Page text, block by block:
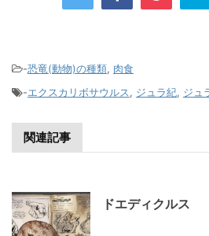
-恐竜(動物)の種類, 肉食
-エクスカリボサウルス, ジュラ紀, ジュ
関連記事
ドエディクルス